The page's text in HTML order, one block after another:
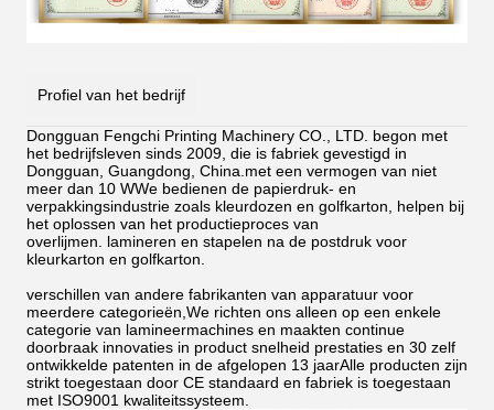
Profiel van het bedrijf
Dongguan Fengchi Printing Machinery CO., LTD. begon met
het bedrijfsleven sinds 2009, die is fabriek gevestigd in
Dongguan, Guangdong, China.met een vermogen van niet
meer dan 10 WWe bedienen de papierdruk- en
verpakkingsindustrie zoals kleurdozen en golfkarton, helpen bij
het oplossen van het productieproces van
overlijmen.
lamineren en stapelen na de postdruk voor
kleurkarton en golfkarton.
verschillen van andere fabrikanten van apparatuur voor
meerdere categorieën,We richten ons alleen op een enkele
categorie van lamineermachines en maakten continue
doorbraak innovaties in product snelheid prestaties en 30 zelf
ontwikkelde patenten in de afgelopen 13 jaarAlle producten zijn
strikt toegestaan door CE standaard en fabriek is toegestaan
met ISO9001 kwaliteitssysteem.